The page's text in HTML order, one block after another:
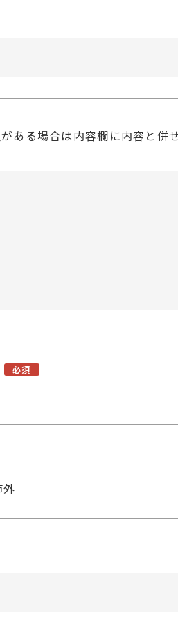
ある場合は内容欄に内容と併
必須